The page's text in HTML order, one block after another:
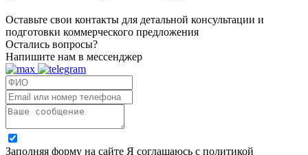
Оставьте свои контакты для детальной консультации и
подготовки коммерческого предложения
Остались вопросы?
Напишите нам в мессенджер
Заполняя форму на сайте Я соглашаюсь с политикой